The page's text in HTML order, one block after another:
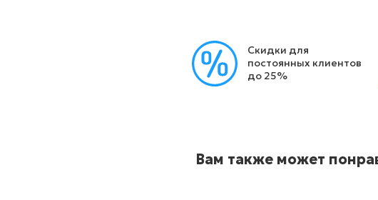
Скидки для
постоянных клиентов
до 25%
Вам также может